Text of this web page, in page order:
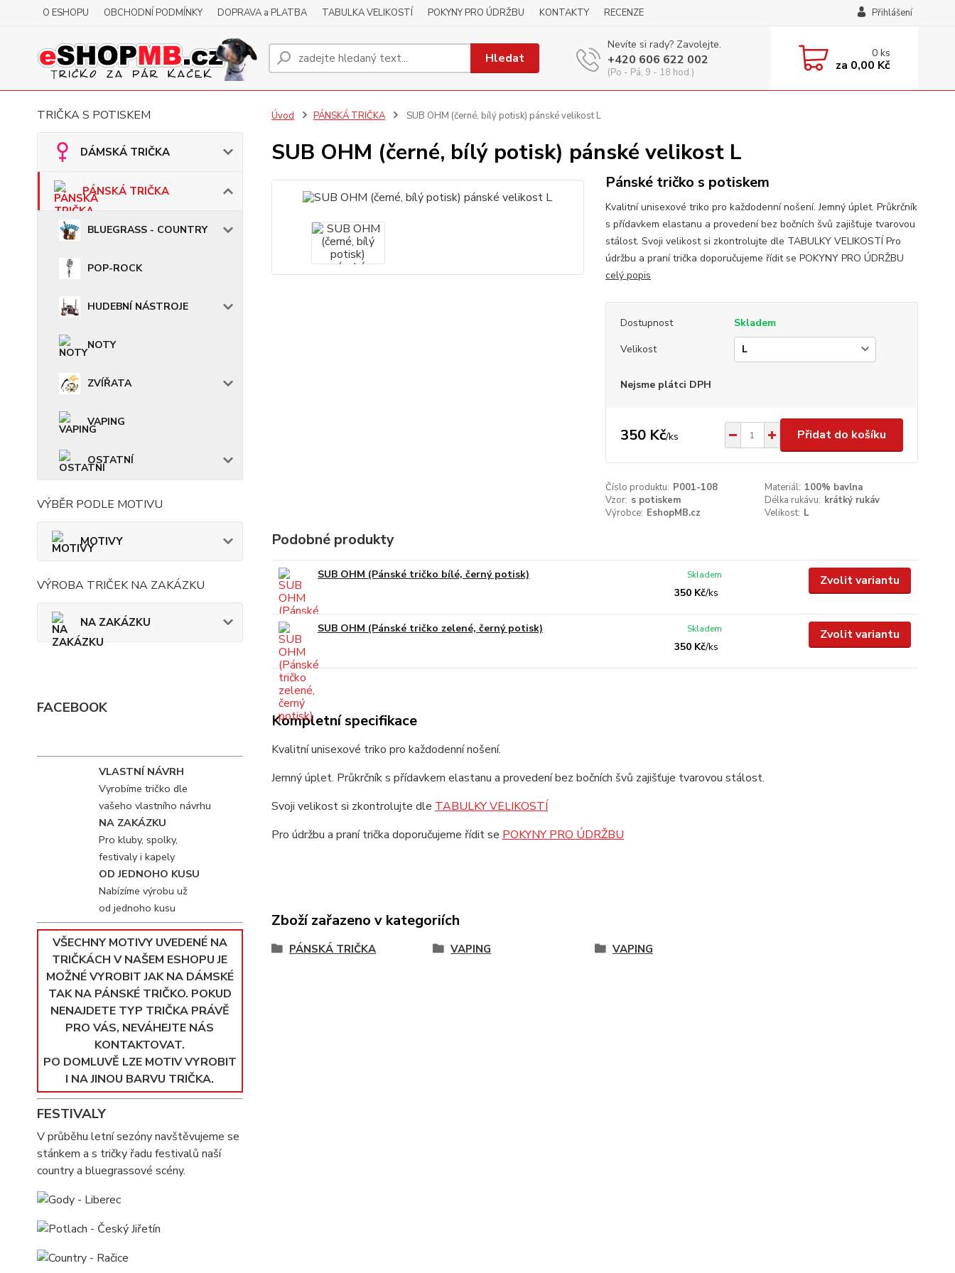
O ESHOPU OBCHODNÍ PODMÍNKY DOPRAVA a PLATBA TABULKA VELIKOSTÍ POKYNY PRO ÚDRŽBU KONTAKTY RECENZE Přihlášení
Hledat
Nevíte si rady? Zavolejte.
+420 606 622 002
(Po - Pá, 9 - 18 hod.)
0ks
za 0,00 Kč
TRIČKA S POTISKEM
DÁMSKÁ TRIČKA
PÁNSKÁ TRIČKA
BLUEGRASS - COUNTRY
POP-ROCK
HUDEBNÍ NÁSTROJE
NOTY
ZVÍŘATA
VAPING
OSTATNÍ
VÝBĚR PODLE MOTIVU
MOTIVY
VÝROBA TRIČEK NA ZAKÁZKU
NA ZAKÁZKU
FACEBOOK
VLASTNÍ NÁVRH
Vyrobíme tričko dle
vašeho vlastního návrhu
NA ZAKÁZKU
Pro kluby, spolky,
festivaly i kapely
OD JEDNOHO KUSU
Nabízíme výrobu už
od jednoho kusu
VŠECHNY MOTIVY UVEDENÉ NA
TRIČKÁCH V NAŠEM ESHOPU JE
MOŽNÉ VYROBIT JAK NA DÁMSKÉ
TAK NA PÁNSKÉ TRIČKO. POKUD
NENAJDETE TYP TRIČKA PRÁVĚ
PRO VÁS, NEVÁHEJTE NÁS
KONTAKTOVAT.
PO DOMLUVĚ LZE MOTIV VYROBIT
I NA JINOU BARVU TRIČKA.
FESTIVALY
V průběhu letní sezóny navštěvujeme se
stánkem a s tričky řadu festivalů naší
country a bluegrassové scény.
Úvod PÁNSKÁ TRIČKA SUB OHM (černé, bílý potisk) pánské velikost L
SUB OHM (černé, bílý potisk) pánské velikost L
Pánské tričko s potiskem
Kvalitní unisexové triko pro každodenní nošení. Jemný úplet. Průkrčník
s přídavkem elastanu a provedení bez bočních švů zajišťuje tvarovou
stálost. Svoji velikost si zkontrolujte dle TABULKY VELIKOSTÍ Pro
údržbu a praní trička doporučujeme řídit se POKYNY PRO ÚDRŽBU
celý popis
Dostupnost
Skladem
Velikost
Nejsme plátci DPH
350 Kč/ks Přidat do košíku
Číslo produktu: P001-108 Materiál: 100% bavlna
Vzor: s potiskem Délka rukávu: krátký rukáv
Výrobce: EshopMB.cz Velikost: L
Podobné produkty
SUB OHM (Pánské tričko bílé, černý potisk)
350 Kč/ks
Skladem Zvolit variantu
SUB OHM (Pánské tričko zelené, černý potisk)
350 Kč/ks
Skladem Zvolit variantu
Kompletní specifikace
Kvalitní unisexové triko pro každodenní nošení.
Jemný úplet. Průkrčník s přídavkem elastanu a provedení bez bočních švů zajišťuje tvarovou stálost.
Svoji velikost si zkontrolujte dle TABULKY VELIKOSTÍ
Pro údržbu a praní trička doporučujeme řídit se POKYNY PRO ÚDRŽBU
Zboží zařazeno v kategoriích
PÁNSKÁ TRIČKA VAPING VAPING